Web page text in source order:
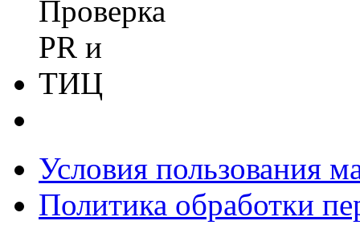
Условия пользования
Политика обработки